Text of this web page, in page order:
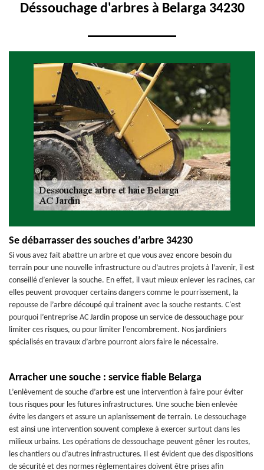
Déssouchage d'arbres à Belarga 34230
Se débarrasser des souches d’arbre 34230
Si vous avez fait abattre un arbre et que vous avez encore besoin du
terrain pour une nouvelle infrastructure ou d’autres projets à l’avenir, il est
conseillé d’enlever la souche. En effet, il vaut mieux enlever les racines, car
elles peuvent provoquer certains dangers comme le pourrissement, la
repousse de l’arbre découpé qui trainent avec la souche restants. C'est
pourquoi l’entreprise AC Jardin propose un service de dessouchage pour
limiter ces risques, ou pour limiter l’encombrement. Nos jardiniers
spécialisés en travaux d’arbre pourront alors faire le nécessaire.
Arracher une souche : service fiable Belarga
L’enlèvement de souche d’arbre est une intervention à faire pour éviter
tous risques pour les futures infrastructures. Une souche bien enlevée
évite les dangers et assure un aplanissement de terrain. Le dessouchage
est ainsi une intervention souvent complexe à exercer surtout dans les
milieux urbains. Les opérations de dessouchage peuvent gêner les routes,
les chantiers ou d’autres infrastructures. Il est évident que des dispositions
de sécurité et des normes règlementaires doivent être prises afin